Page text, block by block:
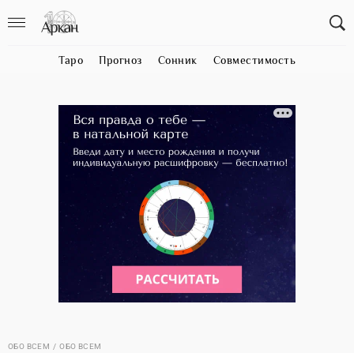
Таро Прогноз Сонник Совместимость
ОБО ВСЕМ
ОБО ВСЕМ